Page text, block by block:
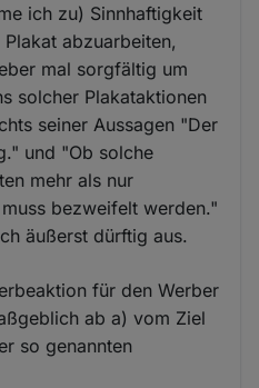
ich zu) Sinnhaftigkeit
abzuarbeiten,
mal sorgfältig um
solcher Plakataktionen
seiner Aussagen "Der
und "Ob solche
mehr als nur
bezweifelt werden."
äußerst dürftig aus.
für den Werber
ab a) vom Ziel
so genannten